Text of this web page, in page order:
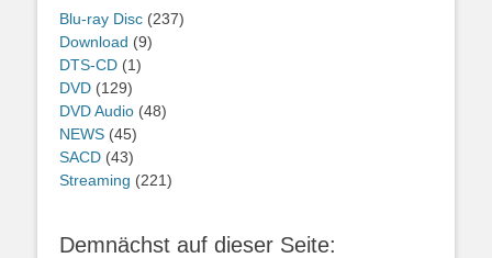
Blu-ray Disc (237)
Download (9)
DTS-CD (1)
DVD (129)
DVD Audio (48)
NEWS (45)
SACD (43)
Streaming (221)
Demnächst auf dieser Seite: